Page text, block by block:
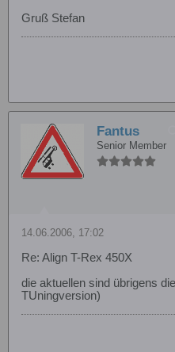
Gruß Stefan
Fantus
Senior Member
14.06.2006, 17:02
Re: Align T-Rex 450X
die aktuellen sind übrigens
TUningversion)